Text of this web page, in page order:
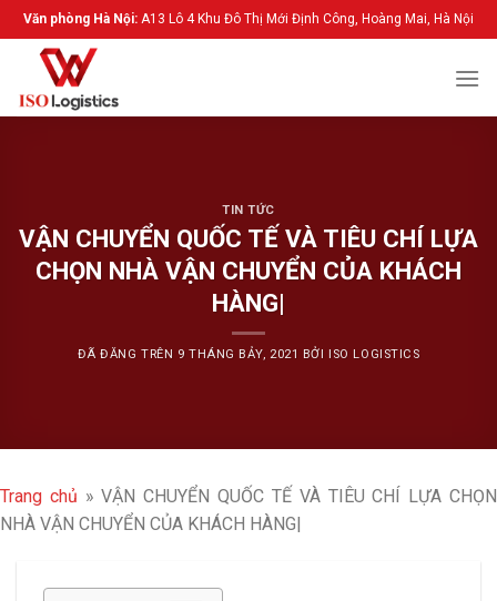
Chuyển
đến
dung
Văn phòng Hà Nội: A13 Lô 4 Khu Đô Thị Mới Định Công, Hoàng Mai, Hà Nội
TIN TỨC
VẬN CHUYỂN QUỐC TẾ VÀ TIÊU CHÍ LỰA
CHỌN NHÀ VẬN CHUYỂN CỦA KHÁCH
HÀNG|
ĐÃ ĐĂNG TRÊN 9 THÁNG BẢY, 2021 BỞI ISO LOGISTICS
Trang chủ »VẬN CHUYỂN QUỐC TẾ VÀ TIÊU CHÍ LỰA CHỌN
NHÀ VẬN CHUYỂN CỦA KHÁCH HÀNG|